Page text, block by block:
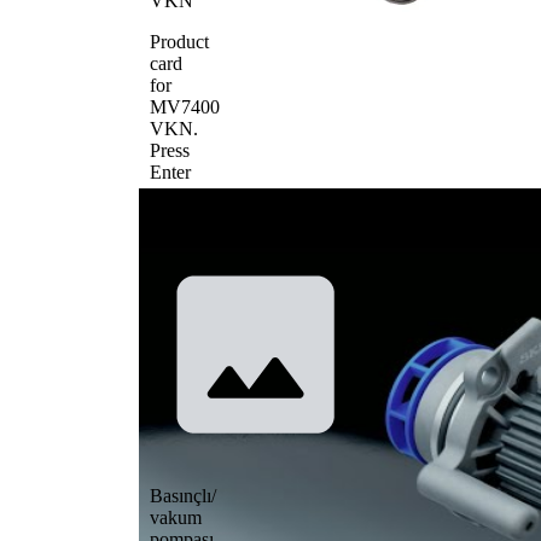
Product
card
for
MV7400
VKN.
Press
Enter
to
Basınçlı/
vakum